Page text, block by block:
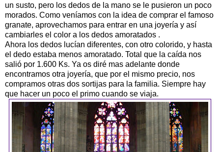
un susto, pero los dedos de la mano se le pusieron un poco
morados. Como veníamos con la idea de comprar el famoso
granate, aprovechamos para entrar en una joyería y así
cambiarles el color a los dedos amoratados .
Ahora los dedos lucían diferentes, con otro colorido, y hasta
el dedo estaba menos amoratado. Total que la caída nos
salió por 1.600 Ks. Ya os diré mas adelante donde
encontramos otra joyería, que por el mismo precio, nos
compramos otras dos sortijas para la familia. Siempre hay
que hacer un poco el primo cuando se viaja.